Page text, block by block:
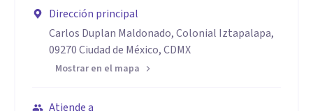
Dirección principal
Carlos Duplan Maldonado, Colonial Iztapalapa,
09270 Ciudad de México, CDMX
Mostrar en el mapa
Atiende a